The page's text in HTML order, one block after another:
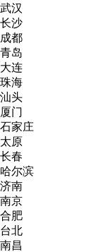
武汉
长沙
成都
青岛
大连
珠海
汕头
厦门
石家庄
太原
长春
哈尔滨
济南
南京
合肥
台北
南昌